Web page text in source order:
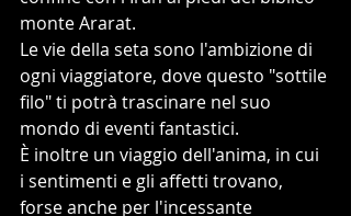
monte Ararat.
Le vie della seta sono l'ambizione di
ogni viaggiatore, dove questo "sottile
filo" ti potrà trascinare nel suo
mondo di eventi fantastici.
È inoltre un viaggio dell'anima, in cui
i sentimenti e gli affetti trovano,
forse anche per l'incessante